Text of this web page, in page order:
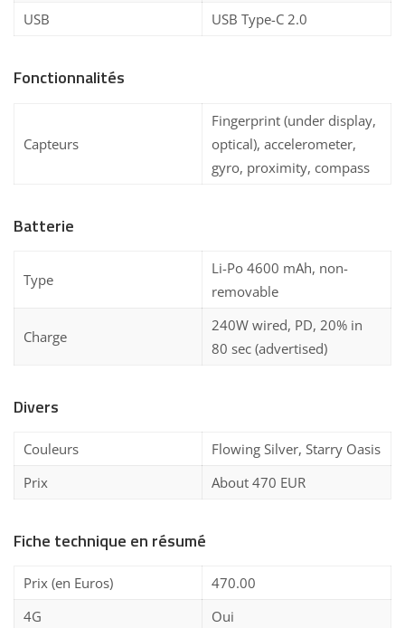
USB
USB Type-C 2.0
Fonctionnalités
Capteurs
Fingerprint (under display,
optical), accelerometer,
gyro, proximity, compass
Batterie
Type
Li-Po 4600 mAh, non-
removable
Charge
240W wired, PD, 20% in
80 sec (advertised)
Divers
Couleurs
Flowing Silver, Starry Oasis
Prix
About 470 EUR
Fiche technique en résumé
Prix (en Euros)
470.00
4G
Oui